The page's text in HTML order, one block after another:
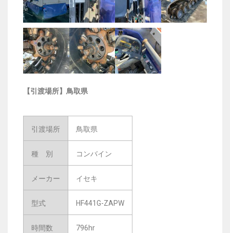
【引渡場所】鳥取県
引渡場所 鳥取県
種 別 コンバイン
メーカー イセキ
型式 HF441G-ZAPW
時間数 796hr